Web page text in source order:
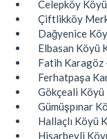
Celepköy
Çiftlikköy
Dağyenice
Elbasan Köyü
Fatih Karagöz
Ferhatpaşa
Gökçeali
Gümüşpınar
Hallaçlı Köyü
Hisarbeyli